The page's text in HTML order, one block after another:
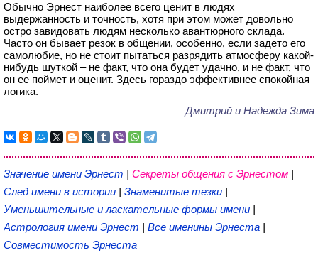
Обычно Эрнест наиболее всего ценит в людях
выдержанность и точность, хотя при этом может довольно
остро завидовать людям несколько авантюрного склада.
Часто он бывает резок в общении, особенно, если задето его
самолюбие, но не стоит пытаться разрядить атмосферу какой-
нибудь шуткой – не факт, что она будет удачно, и не факт, что
он ее поймет и оценит. Здесь гораздо эффективнее спокойная
логика.
Дмитрий и Надежда Зима
Значение имени Эрнест | Секреты общения с Эрнестом |
След имени в истории | Знаменитые тезки |
Уменьшительные и ласкательные формы имени |
Астрология имени Эрнест | Все именины Эрнеста |
Совместимость Эрнеста